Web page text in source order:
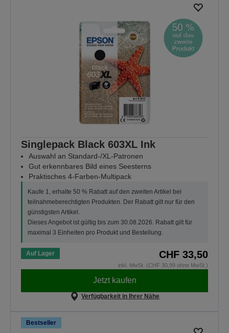
Singlepack Black 603XL Ink
Auswahl an Standard-/XL-Patronen
Gut erkennbares Bild eines Seesterns
Praktisches 4-Farben-Multipack
Kaufe 1, erhalte 50 % Rabatt auf den zweiten Artikel bei
teilnahmeberechtigten Produkten. Der Rabatt gilt nur für den
günstigsten Artikel.
Dieses Angebot ist gültig bis zum 30.08.2026. Rabatt gilt für
maximal 3 Einheiten pro Produkt und Bestellung.
Auf Lager CHF 33,50
inkl. MwSt. (CHF 30,99 ohne MwSt.)
Jetzt kaufen
Verfügbarkeit in Ihrer Nähe
Bestseller